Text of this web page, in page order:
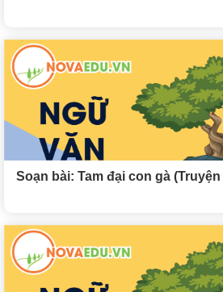
Soạn bài: Tam đại con gà